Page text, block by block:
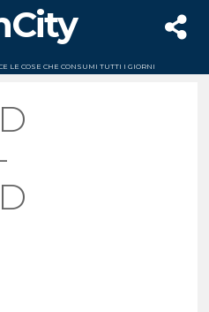
LE COSE CHE CONSUMI TUTTI I GIORNI